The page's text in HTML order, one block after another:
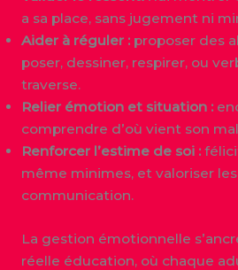
a sa place, sans jugement ni
Aider à réguler :proposer des
poser, dessiner, respirer, ou
traverse.
Relier émotion et situation :
comprendre d’où vient son
Renforcer l’estime de soi :
même minimes, et valoriser
communication.
La gestion émotionnelle
réelle éducation, où chaque